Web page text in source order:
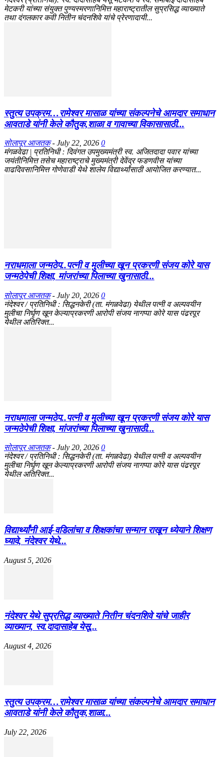
मेटकरी यांच्या संयुक्त पुण्यस्मरणानिमित्त महाराष्ट्रातील सुप्रसिद्ध व्याख्याते
तथा दंगलकार कवी नितीन चंदनशिवे यांचे प्रेरणादायी...
स्तुत्य उपक्रम…रामेश्वर मासाळ यांच्या संकल्पनेचे आमदार समाधान
आवताडे यांनी केले कौतुक,शाळा व गावाच्या विकासासाठी...
सोलापूर आजतक - July 22, 2026 0
मंगळवेढा | प्रतिनिधी : दिवंगत उपमुख्यमंत्री स्व. अजितदादा पवार यांच्या
जयंतीनिमित्त तसेच महाराष्ट्राचे मुख्यमंत्री देवेंद्र फडणवीस यांच्या
वाढदिवसानिमित्त गोणेवाडी येथे शालेय विद्यार्थ्यांसाठी आयोजित करण्यात...
नराधमाला जन्मठेप..पत्नी व मुलीच्या खून प्रकरणी संजय कोरे यास
जन्मठेपेची शिक्षा, मांजरांच्या पिलाच्या खुनासाठी...
सोलापूर आजतक - July 20, 2026 0
नंदेश्वर / प्रतिनिधी : सिद्धनकेरी (ता. मंगळवेढा) येथील पत्नी व अल्पवयीन
मुलीचा निर्घृण खून केल्याप्रकरणी आरोपी संजय नागप्पा कोरे यास पंढरपूर
येथील अतिरिक्त...
नराधमाला जन्मठेप..पत्नी व मुलीच्या खून प्रकरणी संजय कोरे यास
जन्मठेपेची शिक्षा, मांजरांच्या पिलाच्या खुनासाठी...
सोलापूर आजतक - July 20, 2026 0
नंदेश्वर / प्रतिनिधी : सिद्धनकेरी (ता. मंगळवेढा) येथील पत्नी व अल्पवयीन
मुलीचा निर्घृण खून केल्याप्रकरणी आरोपी संजय नागप्पा कोरे यास पंढरपूर
येथील अतिरिक्त...
विद्यार्थ्यांनी आई-वडिलांचा व शिक्षकांचा सन्मान राखून ध्येयाने शिक्षण
घ्यावे, नंदेश्वर येथे...
August 5, 2026
नंदेश्वर येथे सुप्रसिद्ध व्याख्याते नितीन चंदनशिवे यांचे जाहीर
व्याख्यान, स्व.दादासाहेब येसू...
August 4, 2026
स्तुत्य उपक्रम…रामेश्वर मासाळ यांच्या संकल्पनेचे आमदार समाधान
आवताडे यांनी केले कौतुक,शाळा...
July 22, 2026